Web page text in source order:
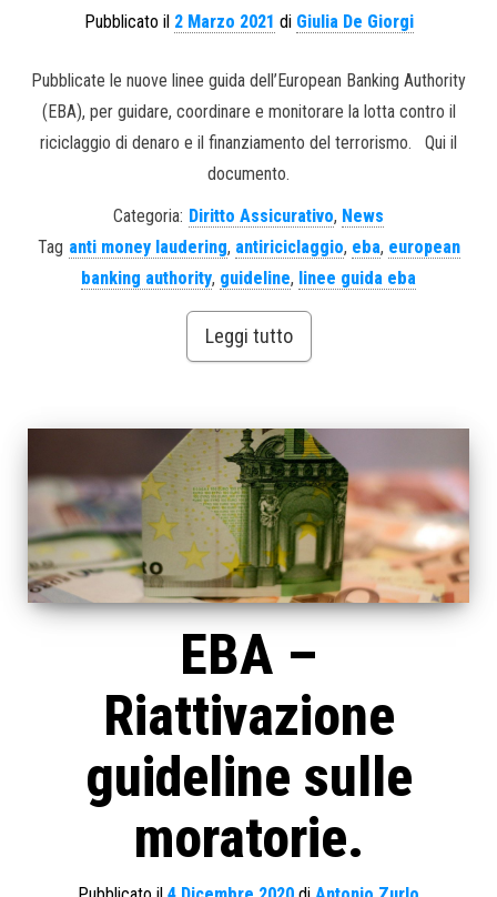
Pubblicato il 2 Marzo 2021 di Giulia De Giorgi
Pubblicate le nuove linee guida dell’European Banking Authority
(EBA), per guidare, coordinare e monitorare la lotta contro il
riciclaggio di denaro e il finanziamento del terrorismo. Qui il
documento.
Categoria: Diritto Assicurativo, News
Tag anti money laudering, antiriciclaggio, eba, european
banking authority, guideline, linee guida eba
Leggi tutto
EBA –
Riattivazione
guideline sulle
moratorie.